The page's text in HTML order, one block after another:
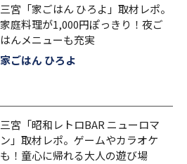
三宮「家ごはん ひろよ」取材レポ。
家庭料理が1,000円ぽっきり！夜ご
はんメニューも充実
家ごはん ひろよ
三宮「昭和レトロBAR ニューロマ
ン」取材レポ。ゲームやカラオケ
も！童心に帰れる大人の遊び場